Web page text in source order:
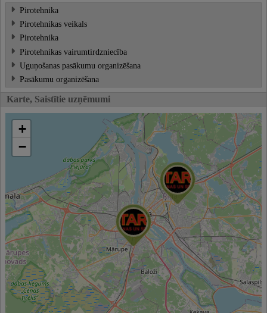
Pirotehnika
Pirotehnikas veikals
Pirotehnika
Pirotehnikas vairumtirdzniecība
Uguņošanas pasākumu organizēšana
Pasākumu organizēšana
Karte, Saistītie uzņēmumi
+
−